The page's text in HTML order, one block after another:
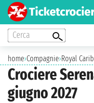
Cerca
home›Compagnie›Royal
Crociere
giugno 2027